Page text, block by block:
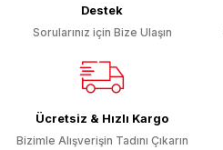
Destek
Sorularınız için Bize Ulaşın
Ücretsiz & Hızlı Kargo
Bizimle Alışverişin Tadını Çıkarın